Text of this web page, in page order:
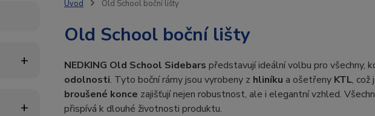
Úvod Old School boční lišty
Old School boční lišty
NEDKING Old School Sidebars představují ideální volbu pro všechny,
odolnosti. Tyto boční rámy jsou vyrobeny z hliníku a ošetřeny KTL, což
broušené konce zajišťují nejen robustnost, ale i elegantní vzhled.
přispívá k dlouhé životnosti produktu.